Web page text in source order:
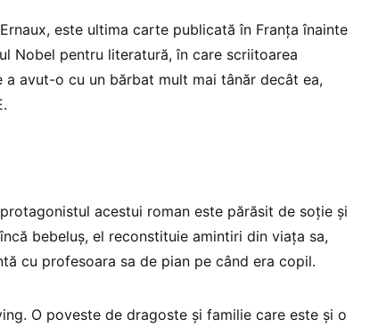
Ernaux, este ultima carte publicată în Franţa înainte
Nobel pentru literatură, în care scriitoarea
a avut-o cu un bărbat mult mai tânăr decât ea,
protagonistul acestui roman este părăsit de soţie şi
bebeluş, el reconstituie amintiri din viaţa sa,
cu profesoara sa de pian pe când era copil.
O poveste de dragoste şi familie care este şi o